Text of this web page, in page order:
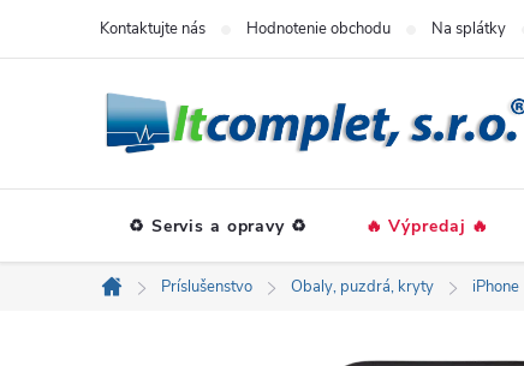
Kontaktujte nás Hodnotenie obchodu Na splátky
♻️ Servis a opravy ♻️ 🔥 Výpredaj 🔥
Domov
Príslušenstvo Obaly, puzdrá, kryty iPhone